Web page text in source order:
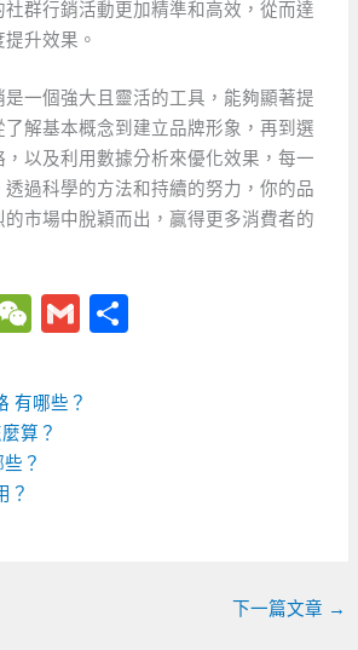
群行銷活動更加精準和高效，從而達
升效果。
一個強大且靈活的工具，能夠顯著提
解基本概念到建立品牌形象，再到選
以及利用數據分析來優化效果，每一
過科學的方法和持續的努力，你的品
市場中脫穎而出，贏得更多消費者的
W
C
h
a
G
ai
有哪些？
算？
？
？
下一篇文章 →